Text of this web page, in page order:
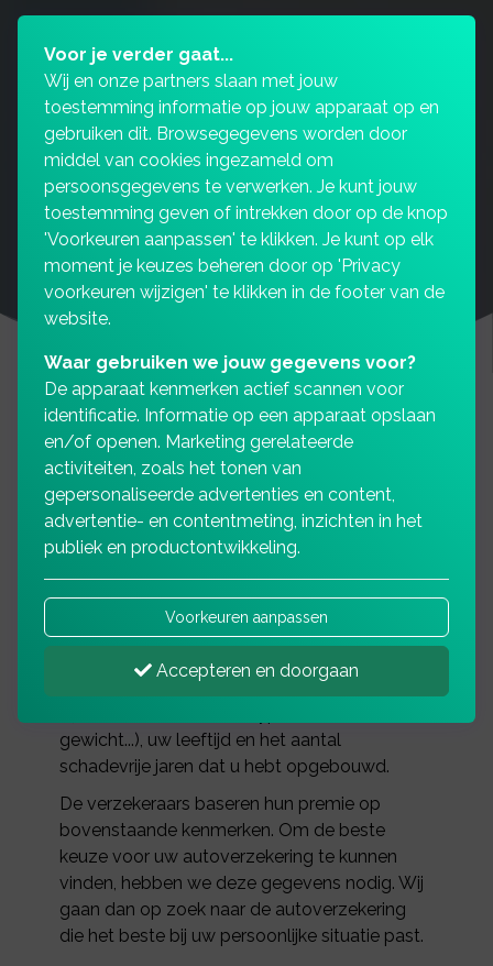
Financiële zekerheid zoals
u wilt
Als u een bestelauto koopt, bent u verplicht
een WA-verzekering af te sluiten. Dit is snel te
doen, maar let op dat u hierbij de juiste keuzes
maakt. Er zijn ongeveer 120 verschillende
autoverzekeringen en de keuze hangt
gewicht...), uw leeftijd en het aantal
schadevrije jaren dat u hebt opgebouwd.
De verzekeraars baseren hun premie op
bovenstaande kenmerken. Om de beste
keuze voor uw autoverzekering te kunnen
vinden, hebben we deze gegevens nodig. Wij
gaan dan op zoek naar de autoverzekering
die het beste bij uw persoonlijke situatie past.
Voor je verder gaat...
Wij en onze partners slaan met jouw
toestemming informatie op jouw apparaat op en
gebruiken dit. Browsegegevens worden door
middel van cookies ingezameld om
persoonsgegevens te verwerken. Je kunt jouw
toestemming geven of intrekken door op de knop
'Voorkeuren aanpassen' te klikken. Je kunt op elk
moment je keuzes beheren door op 'Privacy
voorkeuren wijzigen' te klikken in de footer van de
website.
Waar gebruiken we jouw gegevens voor?
De apparaat kenmerken actief scannen voor
identificatie. Informatie op een apparaat opslaan
en/of openen. Marketing gerelateerde
activiteiten, zoals het tonen van
gepersonaliseerde advertenties en content,
advertentie- en contentmeting, inzichten in het
publiek en productontwikkeling.
Voorkeuren aanpassen
Accepteren en doorgaan